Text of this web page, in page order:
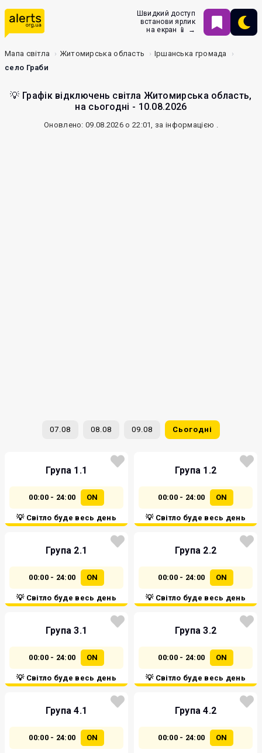
Швидкий доступ
встанови ярлик
на екран 📱 →
Мапа світла Житомирська область
Іршанська громада
село Граби
💡 Графік відключень світла Житомирська область,
на сьогодні - 10.08.2026
Оновлено: 09.08.2026 о 22:01, за інформацією .
07.08 08.08 09.08 Сьогодні
Група 1.1
00:00 - 24:00 ON
💡 Світло буде весь день
Група 1.2
00:00 - 24:00 ON
💡 Світло буде весь день
Група 2.1
00:00 - 24:00 ON
💡 Світло буде весь день
Група 2.2
00:00 - 24:00 ON
💡 Світло буде весь день
Група 3.1
00:00 - 24:00 ON
💡 Світло буде весь день
Група 3.2
00:00 - 24:00 ON
💡 Світло буде весь день
Група 4.1
00:00 - 24:00 ON
Група 4.2
00:00 - 24:00 ON